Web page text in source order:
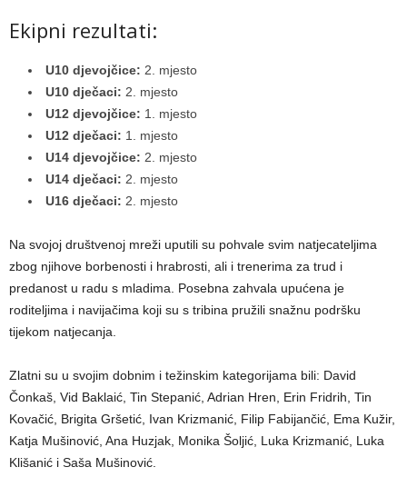
Ekipni rezultati:
U10 djevojčice: 2. mjesto
U10 dječaci: 2. mjesto
U12 djevojčice: 1. mjesto
U12 dječaci: 1. mjesto
U14 djevojčice: 2. mjesto
U14 dječaci: 2. mjesto
U16 dječaci: 2. mjesto
Na svojoj društvenoj mreži uputili su pohvale svim natjecateljima
zbog njihove borbenosti i hrabrosti, ali i trenerima za trud i
predanost u radu s mladima. Posebna zahvala upućena je
roditeljima i navijačima koji su s tribina pružili snažnu podršku
tijekom natjecanja.
Zlatni su u svojim dobnim i težinskim kategorijama bili: David
Čonkaš, Vid Baklaić, Tin Stepanić, Adrian Hren, Erin Fridrih, Tin
Kovačić, Brigita Gršetić, Ivan Krizmanić, Filip Fabijančić, Ema Kužir,
Katja Mušinović, Ana Huzjak, Monika Šoljić, Luka Krizmanić, Luka
Klišanić i Saša Mušinović.